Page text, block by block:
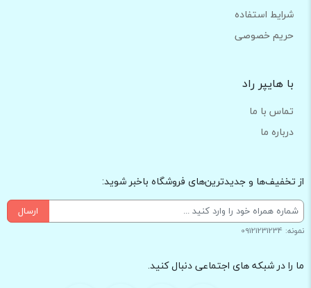
شرایط استفاده
حریم خصوصی
با هایپر راد
تماس با ما
درباره ما
از تخفیف‌ها و جدیدترین‌های فروشگاه باخبر شوید:
ارسال
نمونه: 09121231234
ما را در شبکه های اجتماعی دنبال کنید.